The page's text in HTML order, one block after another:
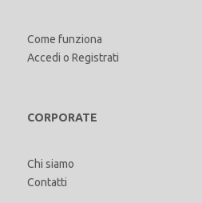
Come funziona
Accedi o Registrati
CORPORATE
Chi siamo
Contatti